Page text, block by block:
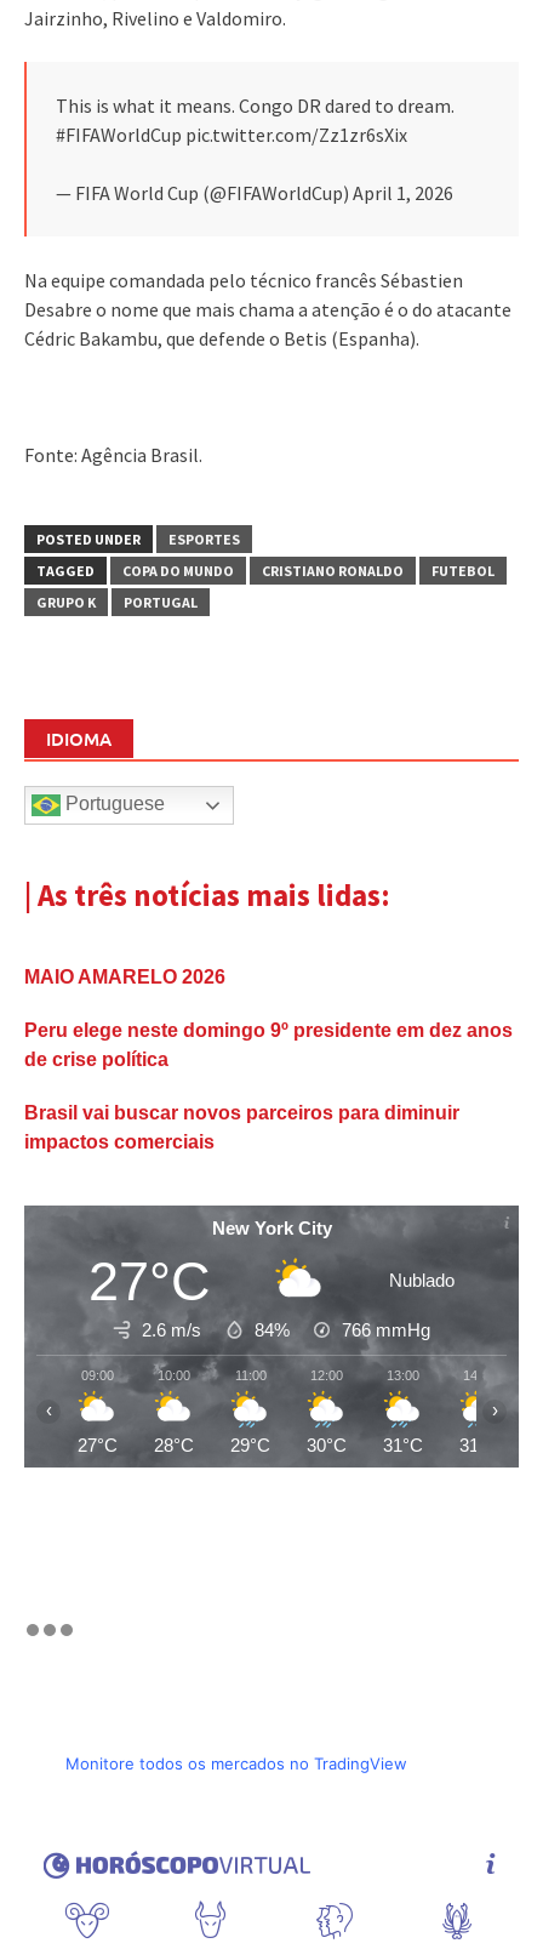
Jairzinho, Rivelino e Valdomiro.
This is what it means. Congo DR dared to dream.
#FIFAWorldCup pic.twitter.com/Zz1zr6sXix
— FIFA World Cup (@FIFAWorldCup) April 1, 2026
Na equipe comandada pelo técnico francês Sébastien
Desabre o nome que mais chama a atenção é o do atacante
Cédric Bakambu, que defende o Betis (Espanha).
Fonte: Agência Brasil.
POSTED UNDER
ESPORTES
TAGGED
COPA DO MUNDO CRISTIANO RONALDO
FUTEBOL
GRUPO K
PORTUGAL
IDIOMA
Portuguese
| As três notícias mais lidas:
MAIO AMARELO 2026
Peru elege neste domingo 9º presidente em dez anos
de crise política
Brasil vai buscar novos parceiros para diminuir
impactos comerciais
New York City
27°C Nublado
2.6 m/s 84% 766 mmHg
09:00
27°C
10:00
28°C
11:00
29°C
12:00
30°C
13:00
31°C
14:00
31°C
‹ ›
Monitore todos os mercados no TradingView